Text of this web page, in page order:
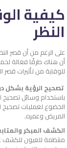
كيفية
النظر
على الرغم من أن قصر
أن هناك طرقًا فعالة
للوقاية من تأثيرات قصر
تصحيح الرؤية بشكل
باستخدام وسائل تصحيح
الخضوع لعمليات تصحيح
المريض وعمره.
الكشف المبكر
منتظمة للعيون للكشف